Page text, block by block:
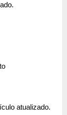
atualizado.